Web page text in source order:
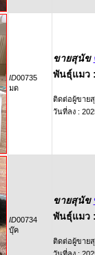
ID00735
มด
ขายสุนัข
พันธุ์แมว
ติดต่อผู้ขาย
วันที่ลง :
ID00734
บุ๊ค
ขายสุนัข
พันธุ์แมว
ติดต่อผู้ขาย